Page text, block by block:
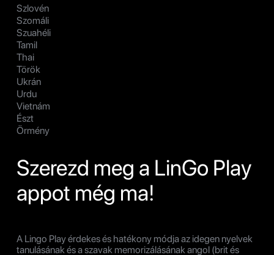
Szlovén
Szomáli
Szuahéli
Tamil
Thai
Török
Ukrán
Urdu
Vietnám
Észt
Örmény
Szerezd meg a LinGo Play
appot még ma!
A Lingo Play érdekes és hatékony módja az idegen nyelvek
tanulásának és a szavak memorizálásának angol (brit és